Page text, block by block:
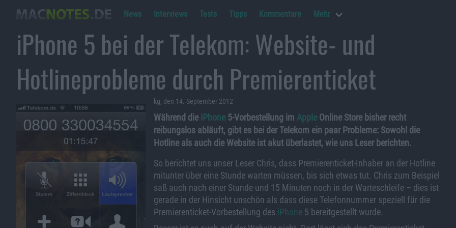
News Interviews Tests Tipps Kommentare Mehr
iPhone 5 bei der Telekom: Website- und
Hotlineprobleme durch Premierenticket
kg, den 14. September 2012
Während die iPhone5-Vorbestellung im AppleOnline Store bisher recht
reibungslos abläuft, gibt es bei der Telekom ein paar Probleme: Sowohl die
Hotline als auch die Website ist akut überlastet, wie uns Leser berichten.
So berichtet uns unser Leser Chris, dass Premierenticket-Inhaber an der Hotline
mitunter über eine Stunde warten müssen, bis sich etwas tut. Chris zum Beispiel
saß auch nach einer Stunde und 15 Minuten noch in der Warteschleife – dies ist
gerade in der Hinsicht unschön als dass diese Telefonnummer speziell für die
Premierenticket-Vorbestellung des iPhone5 bereitgestellt wurde.